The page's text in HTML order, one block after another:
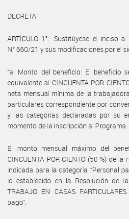
DECRETA:
ARTÍCULO 1°.- Sustitúyese el inciso
N° 660/21 y sus modificaciones por el
“a. Monto del beneficio: El beneficio
equivalente al CINCUENTA POR
neta mensual mínima de la
particulares correspondiente por
y las categorías declaradas por su
momento de la inscripción al Programa.
El monto mensual máximo del
CINCUENTA POR CIENTO (50 %) de
indicada para la categoría “Personal
lo establecido en la Resolución de la
TRABAJO EN CASAS
pago”.